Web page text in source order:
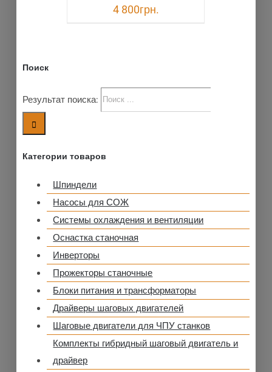
4 800грн.
Поиск
Результат поиска:
Категории товаров
Шпиндели
Насосы для СОЖ
Системы охлаждения и вентиляции
Оснастка станочная
Инверторы
Прожекторы станочные
Блоки питания и трансформаторы
Драйверы шаговых двигателей
Шаговые двигатели для ЧПУ станков
Комплекты гибридный шаговый двигатель и
драйвер